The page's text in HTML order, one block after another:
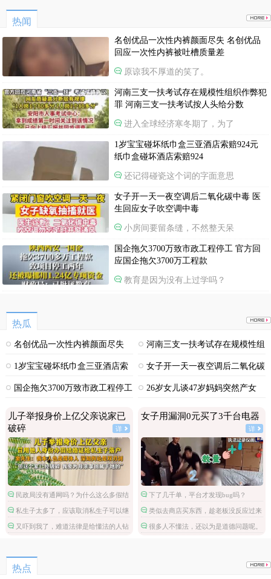
热闻
名创优品一次性内裤颜面尽失 名创优品
回应一次性内裤被吐槽质量差
原谅我不厚道的笑了。
河南三支一扶考试存在规模性组织作弊犯
罪 河南三支一扶考试按人头给分数
进入全球经济寒冬期了，为了
1岁宝宝碰坏纸巾盒三亚酒店索赔924元
纸巾盒碰坏酒店索赔924
还记得碰瓷这个词的字面意思
女子开一天一夜空调后二氧化碳中毒 医
生回应女子吹空调中毒
小房间要留条缝，不然整天呆
国企拖欠3700万致市政工程停工 官方回
应国企拖欠3700万工程款
教育是因为没有上过学吗？
热瓜
名创优品一次性内裤颜面尽失
河南三支一扶考试存在规模性组
织作弊犯罪
1岁宝宝碰坏纸巾盒三亚酒店索
赔924元
女子开一天一夜空调后二氧化碳
中毒
国企拖欠3700万致市政工程停工 26岁女儿谈47岁妈妈突然产女
儿子举报身价上亿父亲说家已
破碎
详
民政局没有通网吗？为什么这么多假结
婚证？
私生子太多了，应该取消私生子可以继
承财产的政策。
又吓到我了，难道法律是给懂法的人钻
女子用漏洞0元买了3千台电器
详
下了几千单，平台才发现bug吗？
类似去商店买东西，趁老板没反应过来
拿了就跑。
很多人不懂法，还以为是道德问题呢。
热点